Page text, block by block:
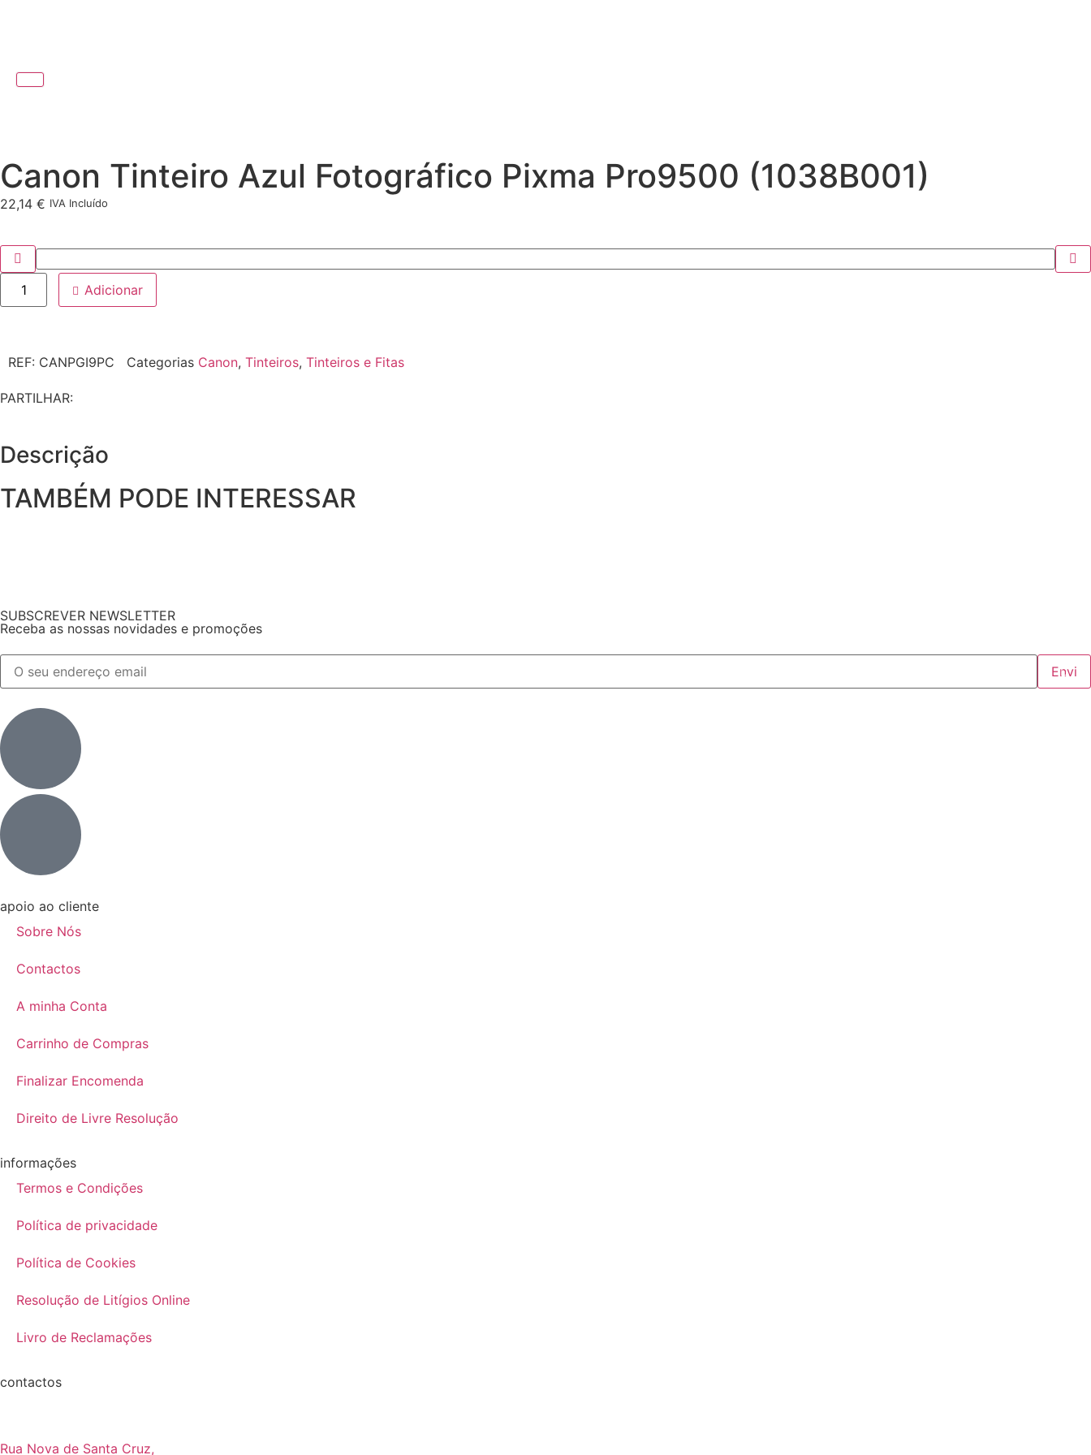
Canon Tinteiro Azul Fotográfico Pixma Pro9500 (1038B001)
22,14 € IVA Incluído
Adicionar
REF: CANPGI9PC Categorias Canon, Tinteiros, Tinteiros e Fitas
PARTILHAR:
Descrição
TAMBÉM PODE INTERESSAR
SUBSCREVER NEWSLETTER
Receba as nossas novidades e promoções
apoio ao cliente
Sobre Nós
Contactos
A minha Conta
Carrinho de Compras
Finalizar Encomenda
Direito de Livre Resolução
informações
Termos e Condições
Política de privacidade
Política de Cookies
Resolução de Litígios Online
Livro de Reclamações
contactos
Rua Nova de Santa Cruz,